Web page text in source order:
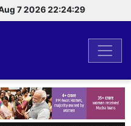
7 2026 22:24:29